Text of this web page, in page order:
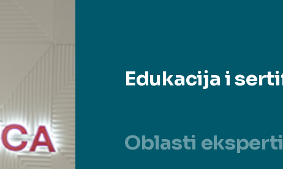
Edukacija i
Oblasti